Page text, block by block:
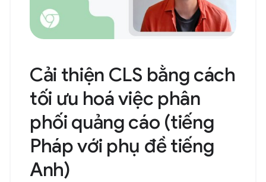
Cải thiện CLS bằng cách
tối ưu hoá việc phân
phối quảng cáo (tiếng
Pháp với phụ đề tiếng
Anh)